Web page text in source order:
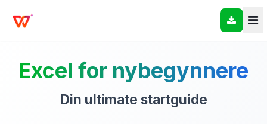
Excel for nybegynnere
Din ultimate startguide